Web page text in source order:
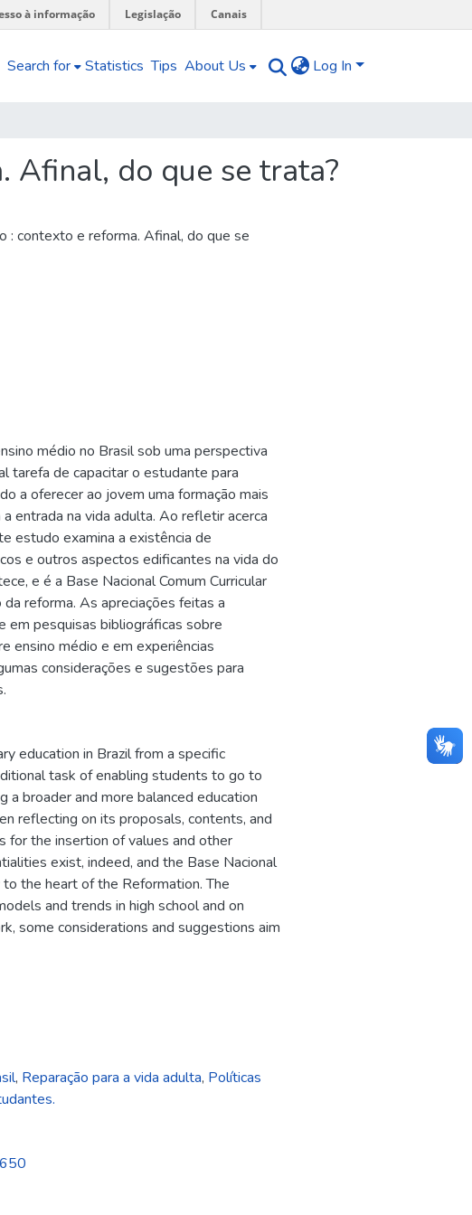
à informação Legislação Canais
Search for Statistics Tips About Us Log In
Afinal, do que se trata?
: contexto e reforma. Afinal, do que se
médio no Brasil sob uma perspectiva
tarefa de capacitar o estudante para
a oferecer ao jovem uma formação mais
entrada na vida adulta. Ao refletir acerca
estudo examina a existência de
e outros aspectos edificantes na vida do
e é a Base Nacional Comum Curricular
reforma. As apreciações feitas a
em pesquisas bibliográficas sobre
ensino médio e em experiências
considerações e sugestões para
education in Brazil from a specific
task of enabling students to go to
broader and more balanced education
reflecting on its proposals, contents, and
for the insertion of values and other
exist, indeed, and the Base Nacional
the heart of the Reformation. The
and trends in high school and on
some considerations and suggestions aim
, Reparação para a vida adulta, Políticas